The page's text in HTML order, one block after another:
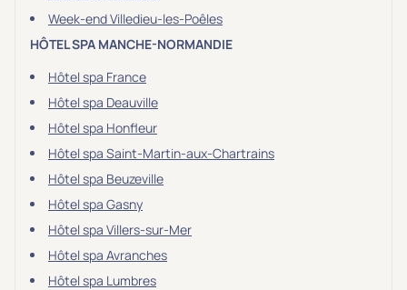
Week-end Villedieu-les-Poêles
HÔTEL SPA MANCHE-NORMANDIE
Hôtel spa France
Hôtel spa Deauville
Hôtel spa Honfleur
Hôtel spa Saint-Martin-aux-Chartrains
Hôtel spa Beuzeville
Hôtel spa Gasny
Hôtel spa Villers-sur-Mer
Hôtel spa Avranches
Hôtel spa Lumbres